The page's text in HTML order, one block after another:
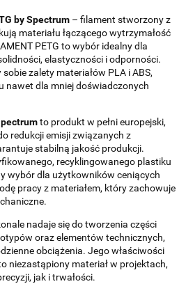
by Spectrum – filament stworzony z
materiału łączącego wytrzymałość
PETG to wybór idealny dla
elastyczności i odporności.
zalety materiałów PLA i ABS,
nawet dla mniej doświadczonych
to produkt w pełni europejski,
redukcji emisji związanych z
stabilną jakość produkcji.
recyklingowanego plastiku
wybór dla użytkowników ceniących
pracy z materiałem, który zachowuje
nadaje się do tworzenia części
oraz elementów technicznych,
obciążenia. Jego właściwości
niezastąpiony materiał w projektach,
jak i trwałości.